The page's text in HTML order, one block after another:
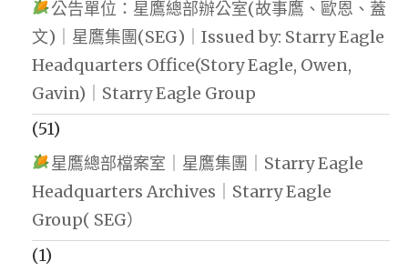
公告單位：星鷹總部辦公室(故事鷹、歐恩、蓋
文)｜星鷹集團(SEG)｜Issued by: Starry Eagle
Headquarters Office(Story Eagle, Owen,
Gavin)｜Starry Eagle Group
(51)
星鷹總部檔案室｜星鷹集團｜Starry Eagle
Headquarters Archives｜Starry Eagle
Group( SEG）
(1)